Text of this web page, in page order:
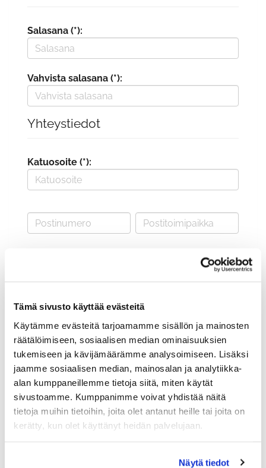
Tämä sivusto käyttää evästeitä
Käytämme evästeitä tarjoamamme sisällön ja mainosten
räätälöimiseen, sosiaalisen median ominaisuuksien
tukemiseen ja kävijämäärämme analysoimiseen. Lisäksi
jaamme sosiaalisen median, mainosalan ja analytiikka-
alan kumppaneillemme tietoja siitä, miten käytät
sivustoamme. Kumppanimme voivat yhdistää näitä
tietoja muihin tietoihin, joita olet antanut heille tai joita on
kerätty, kun olet käyttänyt heidän palvelujaan.
Näytä tiedot
Salasana (*):
Vahvista salasana (*):
Yhteystiedot
Katuosoite (*):
Valitse seura:
Jäsennumero:
Lisätiedot